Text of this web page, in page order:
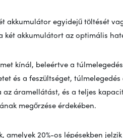
akkumulátor egyidejű töltését
akkumulátort az optimális
kínál, beleértve a
és a feszültséget,
áramellátást, és a teljes
megőrzése érdekében.
20%-os lépésekben